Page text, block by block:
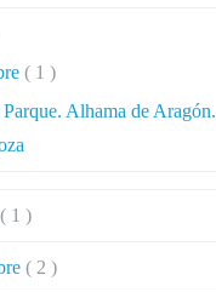
( 1 )
Alhama de Aragón.
( 1 )
( 2 )